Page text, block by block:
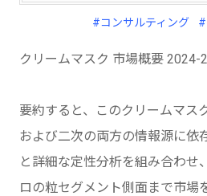
#コンサルティング
クリームマスク 市場概要 2024-
要約すると、このクリームマス
および二次の両方の情報源に依
と詳細な定性分析を組み合わせ
ロの粒セグメント側面まで市場